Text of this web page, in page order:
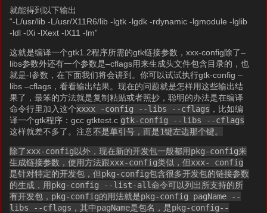
就能得到以下输出
“-L/usr/lib -L/usr/X11R6/lib -lgtk -lgdk -rdynamic -lgmodule -lglib
-ldl -lXi -lXext -lX11 -lm”
这就是编译一个gtk1.2程序所需的gtk链接参数，xxx-config除了–
libs参数外还有一个参数是–cflags用来生成头文件包含目录的，也
就是-I参数，在下面我们将会讲到。你可以试试执行gtk-config –
libs –cflags，看看输出结果。现在的问题就是怎样用这些输出结
果了，最笨的方法就是复制粘贴或者照抄，聪明的办法是在编译
命令行里加入这个xxxx -config --libs --cflags ，比如编
译一个gtk程序：gcc gtktest.c gtk-config --libs --cflags
这样就差不多了。注意不是单引号，而是1键左边那个键。
除了xxx-config以外，现在新的开发包一般都用pkg-config来
生成链接参数，使用方法跟xxx-config类似，但xxx- config
是针对特定的开发包，但pkg-config包含很多开发包的链接参数
的生成，用pkg-config --list-all命令可以列出所支持的所
有开发包，pkg-config的用法就是pkg-config pagName --
libs --cflags，其中pagName是包名，是pkg-config--